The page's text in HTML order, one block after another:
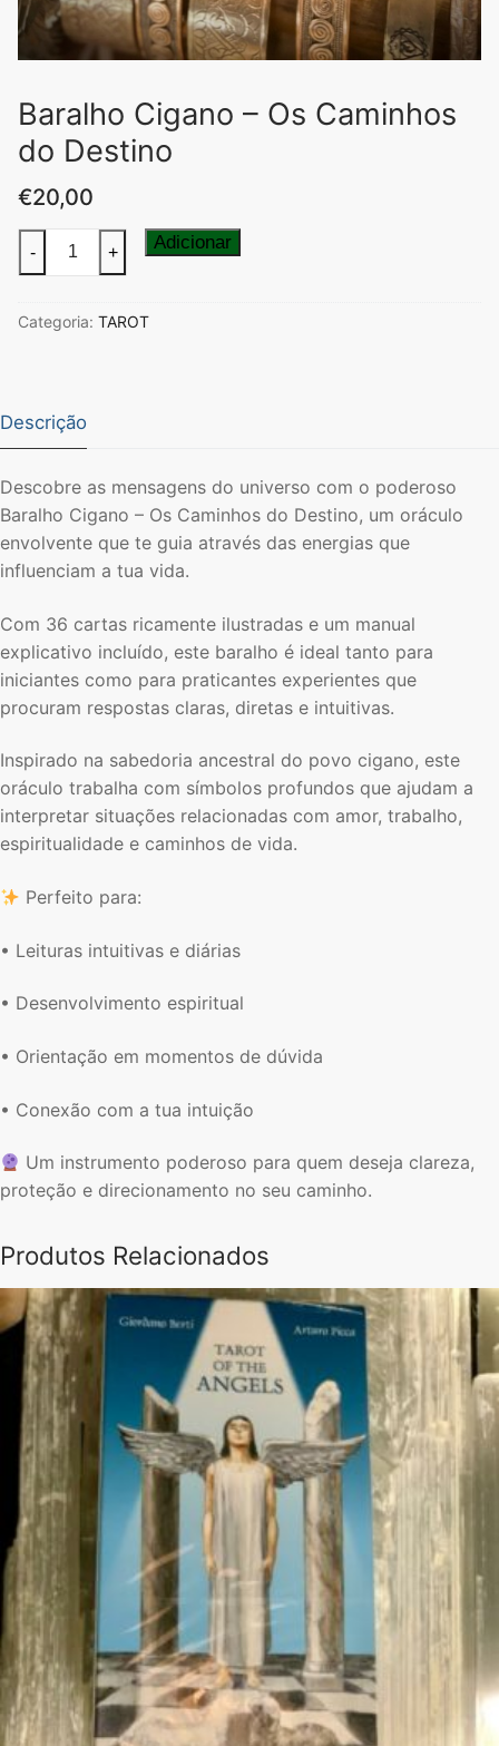
Baralho Cigano – Os Caminhos
do Destino
€20,00
Quantidade
de
Cigano
do
- + Adicionar
Categoria: TAROT
Descrição
Descobre as mensagens do universo com o poderoso
Baralho Cigano – Os Caminhos do Destino, um oráculo
envolvente que te guia através das energias que
influenciam a tua vida.
Com 36 cartas ricamente ilustradas e um manual
explicativo incluído, este baralho é ideal tanto para
iniciantes como para praticantes experientes que
procuram respostas claras, diretas e intuitivas.
Inspirado na sabedoria ancestral do povo cigano, este
oráculo trabalha com símbolos profundos que ajudam a
interpretar situações relacionadas com amor, trabalho,
espiritualidade e caminhos de vida.
Perfeito para:
• Leituras intuitivas e diárias
• Desenvolvimento espiritual
• Orientação em momentos de dúvida
• Conexão com a tua intuição
Um instrumento poderoso para quem deseja clareza,
proteção e direcionamento no seu caminho.
Produtos Relacionados